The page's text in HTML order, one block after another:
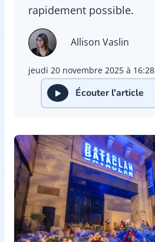
rapidement possible.
Allison Vaslin
jeudi 20 novembre 2025 à 16:28
Écouter l'article